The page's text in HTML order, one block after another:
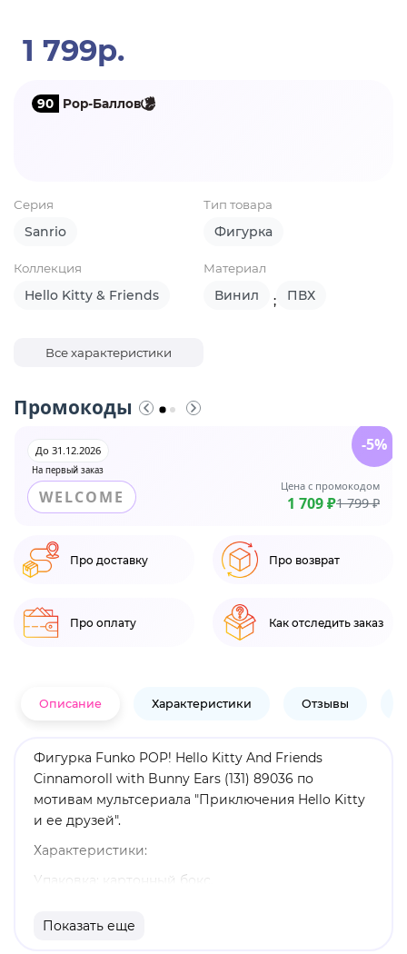
1 799р.
90 Pop-Баллов
Серия
Sanrio
Тип товара
Фигурка
Коллекция
Hello Kitty & Friends
Материал
Винил ; ПВХ
Все характеристики
Промокоды
На первый заказ
До 31.12.2026
WELCOME
Цена с промокодом
1 709 ₽1 799 ₽
-5%
Про доставку Про возврат
Про оплату Как отследить заказ
Описание Характеристики Отзывы
Фигурка Funko POP! Hello Kitty And Friends
Cinnamoroll with Bunny Ears (131) 89036 по
мотивам мультсериала "Приключения Hello Kitty
и ее друзей".
Характеристики:
Упаковка: картонный бокс.
Показать еще